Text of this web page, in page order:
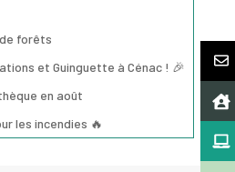
forêts
et Guinguette à Cénac ! 🎉
en août
les incendies 🔥